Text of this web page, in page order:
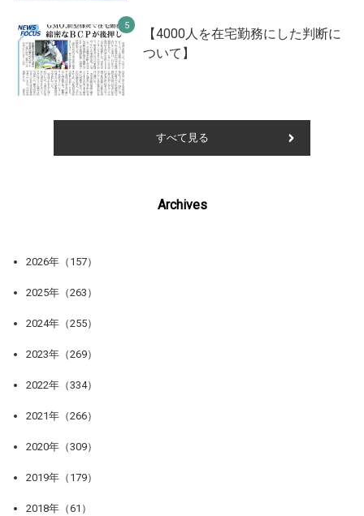
【4000人を在宅勤務にした判断に
ついて】
すべて見る
Archives
2026年（157）
2025年（263）
2024年（255）
2023年（269）
2022年（334）
2021年（266）
2020年（309）
2019年（179）
2018年（61）